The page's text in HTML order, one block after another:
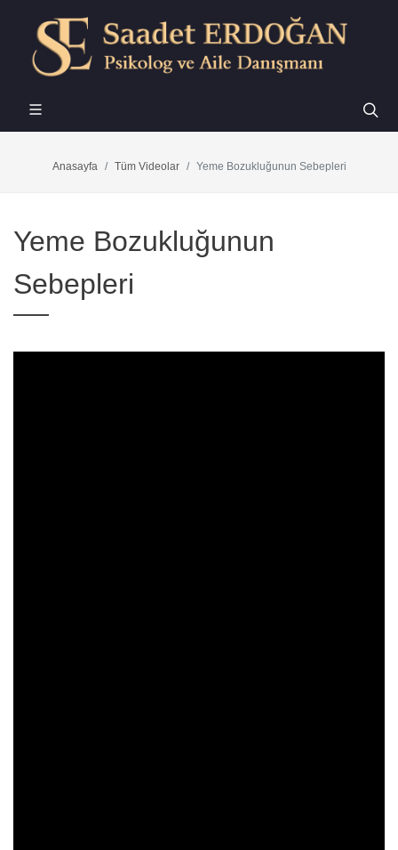
Anasayfa Tüm Videolar Yeme Bozukluğunun Sebepleri
Yeme Bozukluğunun
Sebepleri